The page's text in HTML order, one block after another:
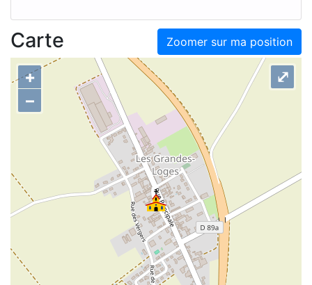
Zoomer sur ma position
Carte
+
–
⤢